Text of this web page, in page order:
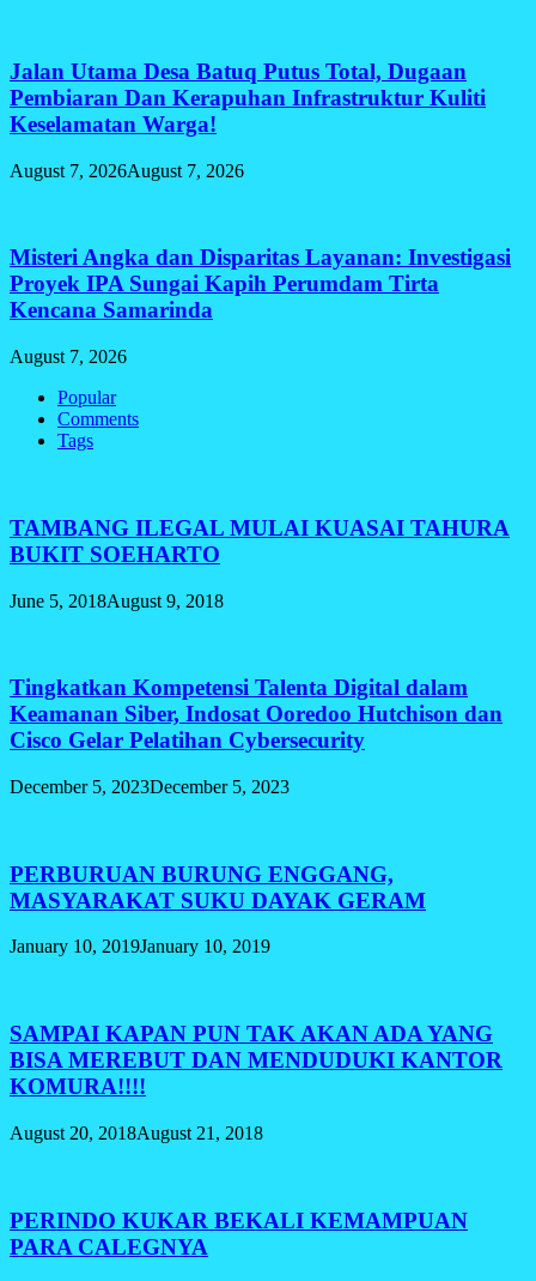
Jalan Utama Desa Batuq Putus Total, Dugaan
Pembiaran Dan Kerapuhan Infrastruktur Kuliti
Keselamatan Warga!
August 7, 2026August 7, 2026
Misteri Angka dan Disparitas Layanan: Investigasi
Proyek IPA Sungai Kapih Perumdam Tirta
Kencana Samarinda
August 7, 2026
Popular
Comments
Tags
TAMBANG ILEGAL MULAI KUASAI TAHURA
BUKIT SOEHARTO
June 5, 2018August 9, 2018
Tingkatkan Kompetensi Talenta Digital dalam
Keamanan Siber, Indosat Ooredoo Hutchison dan
Cisco Gelar Pelatihan Cybersecurity
December 5, 2023December 5, 2023
PERBURUAN BURUNG ENGGANG,
MASYARAKAT SUKU DAYAK GERAM
January 10, 2019January 10, 2019
SAMPAI KAPAN PUN TAK AKAN ADA YANG
BISA MEREBUT DAN MENDUDUKI KANTOR
KOMURA!!!!
August 20, 2018August 21, 2018
PERINDO KUKAR BEKALI KEMAMPUAN
PARA CALEGNYA